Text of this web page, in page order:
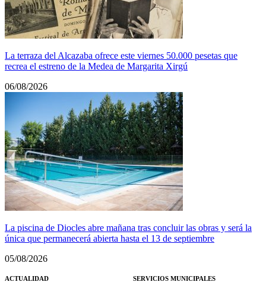
La terraza del Alcazaba ofrece este viernes 50.000 pesetas que
recrea el estreno de la Medea de Margarita Xirgú
06/08/2026
La piscina de Diocles abre mañana tras concluir las obras y será la
única que permanecerá abierta hasta el 13 de septiembre
05/08/2026
ACTUALIDAD SERVICIOS MUNICIPALES